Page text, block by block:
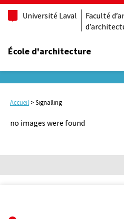
Université Laval
Faculté
École d'architecture
Accueil >Signalling
no images were found